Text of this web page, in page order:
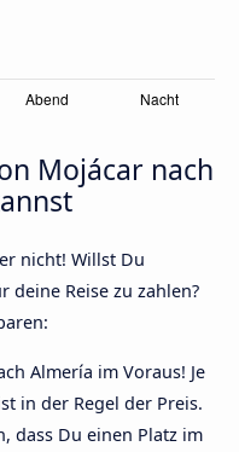
Mojácar nach
nicht! Willst Du
deine Reise zu zahlen?
Almería im Voraus! Je
in der Regel der Preis.
dass Du einen Platz im